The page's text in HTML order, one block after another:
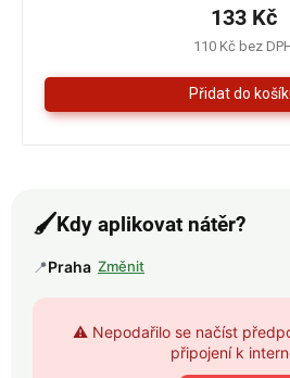
je
5,0
z
5
110 Kč bez
133 Kč
🖌️Kdy aplikovat nátěr?
📍Praha Změnit
⚠️ Nepodařilo se načíst
připojení k